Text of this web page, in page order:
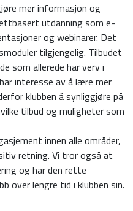
mer informasjon og
utdanning som e-
og webinarer. Det
tilgjengelig. Tilbudet
som allerede har verv i
interesse av å lære mer
klubben å synliggjøre på
tilbud og muligheter som
innen alle områder,
retning. Vi tror også at
og har den rette
over lengre tid i klubben sin.